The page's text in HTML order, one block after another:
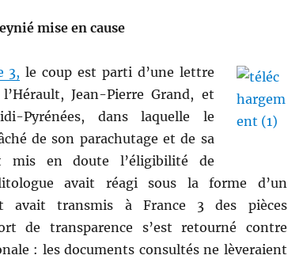
mise en cause
3, le coup est parti d’une lettre
Jean-Pierre Grand, et
Pyrénées, dans laquelle le
de son parachutage et de sa
mis en doute l’éligibilité de
avait réagi sous la forme d’un
avait transmis à France 3 des pièces
de transparence s’est retourné contre
: les documents consultés ne lèveraient